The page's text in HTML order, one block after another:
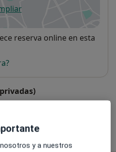
se abre en una nueva
reserva online en esta
detalles
y a nuestros